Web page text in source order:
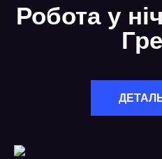
Робота у